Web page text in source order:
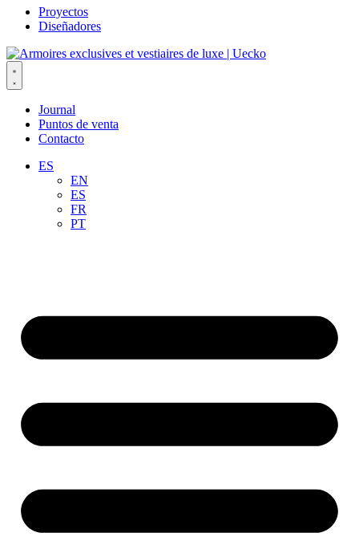
Proyectos
Diseñadores
Journal
Puntos de venta
Contacto
ES
EN
ES
FR
PT